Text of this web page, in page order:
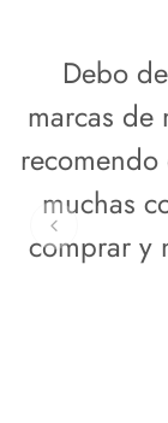
Debo
marcas
muchas
comprar y